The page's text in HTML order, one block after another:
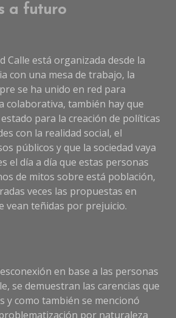
a futuro
Calle está organizada desde la
con una mesa de trabajo, la
se ha unido en red para
colaborativa, también hay que
para la creación de políticas
con la realidad social, el
públicos y que la sociedad vaya
el día a día que estas personas
de mitos sobre está población,
veces las propuestas en
vean teñidas por prejuicio.
en base a las personas
se demuestran las carencias que
y como también se mencionó
por naturaleza